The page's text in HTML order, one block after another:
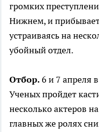
громких
Нижнем, и
устраиваясь на
убойный отдел.
Отбор.6 и 7 апреля
Ученых пройдет
несколько актеров
главных же ролях